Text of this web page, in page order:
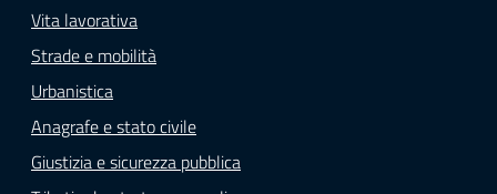
Vita lavorativa
Strade e mobilità
Urbanistica
Anagrafe e stato civile
Giustizia e sicurezza pubblica